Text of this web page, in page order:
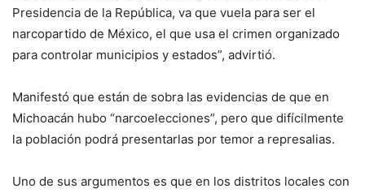
Presidencia de la República, va que vuela para ser el
narcopartido de México, el que usa el crimen organizado
para controlar municipios y estados”, advirtió.
Manifestó que están de sobra las evidencias de que en
Michoacán hubo “narcoelecciones”, pero que difícilmente
la población podrá presentarlas por temor a represalias.
Uno de sus argumentos es que en los distritos locales con